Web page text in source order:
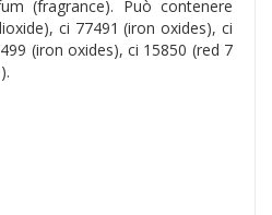
(fragrance). Può contenere
ci 77491 (iron oxides), ci
(iron oxides), ci 15850 (red 7